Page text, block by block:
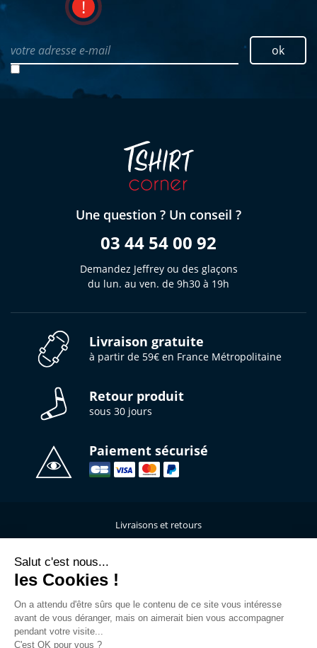
votre adresse e-mail ok
Une question ? Un conseil ?
03 44 54 00 92
Demandez Jeffrey ou des glaçons
du lun. au ven. de 9h30 à 19h
Livraison gratuite
à partir de 59€ en France Métropolitaine
Retour produit
sous 30 jours
Paiement sécurisé
Livraisons et retours
Qui sommes-nous ?
C.G.V
Salut c'est nous...
les Cookies !
On a attendu d'être sûrs que le contenu de ce site vous intéresse
avant de vous déranger, mais on aimerait bien vous accompagner
pendant votre visite...
C'est OK pour vous ?